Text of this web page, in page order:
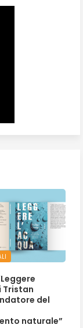
Tristan
del
naturale”